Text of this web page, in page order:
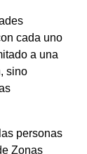
cada uno
a una
sino
personas
Zonas